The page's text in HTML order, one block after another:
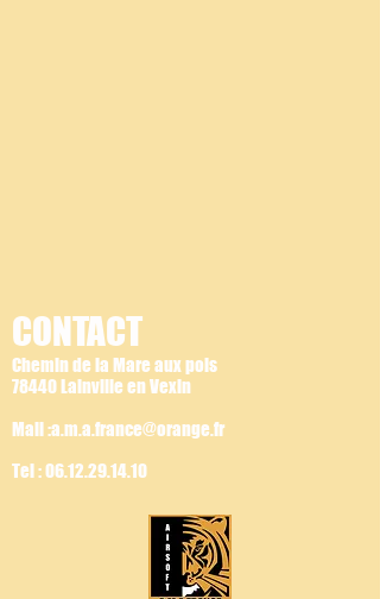
CONTACT
Chemin de la Mare aux pois
78440 Lainville en Vexin
Mail :a.m.a.france@orange.fr
Tel :06.12.29.14.10